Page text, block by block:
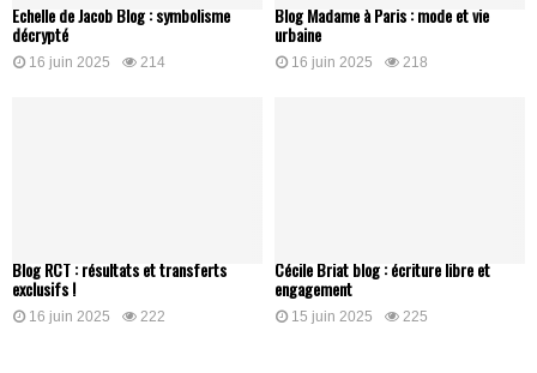
Échelle de Jacob Blog : symbolisme
décrypté
16 juin 2025 214
Blog Madame à Paris : mode et vie
urbaine
16 juin 2025 218
Blog RCT : résultats et transferts
exclusifs !
16 juin 2025 222
Cécile Briat blog : écriture libre et
engagement
15 juin 2025 225